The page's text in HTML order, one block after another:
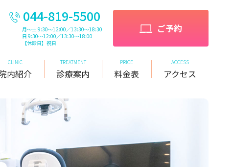
044-819-5500
月～土 9:30～12:00／13:30～18:30
日 9:30～12:00／13:30～18:00
【休診日】祝日
ご予約
CLINIC
内紹介
TREATMENT
診療案内
PRICE
料金表
ACCESS
アクセス
インプラントによる治療